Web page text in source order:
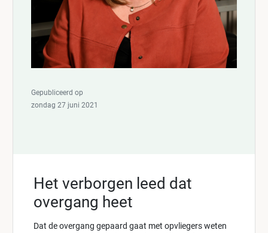
Gepubliceerd op
zondag 27 juni 2021
Het verborgen leed dat
overgang heet
Dat de overgang gepaard gaat met opvliegers weten